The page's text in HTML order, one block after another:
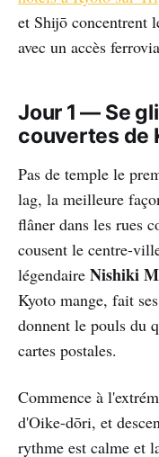
et Shijō concentrent
avec un accès
Jour 1 — Se
couvertes de
Pas de temple le
lag, la meilleure
flâner dans les rues
cousent le centre-
légendaire Nishiki
Kyoto mange, fait
donnent le pouls du
cartes postales.
Commence à
d'Oike-dōri, et
rythme est calme et